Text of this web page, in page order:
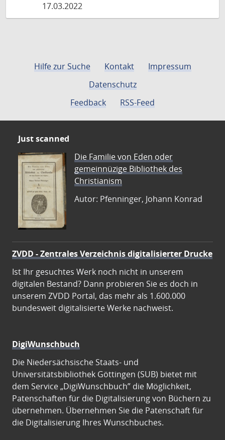
17.03.2022
Hilfe zur Suche Kontakt
Impressum
Datenschutz
Feedback
RSS-Feed
Just scanned
Die Familie von Eden oder
gemeinnüzige Bibliothek des
Christianism
Autor: Pfenninger, Johann Konrad
ZVDD - Zentrales Verzeichnis digitalisierter Drucke
Ist Ihr gesuchtes Werk noch nicht in unserem
digitalen Bestand? Dann probieren Sie es doch in
unserem ZVDD Portal, das mehr als 1.600.000
bundesweit digitalisierte Werke nachweist.
DigiWunschbuch
Die Niedersächsische Staats- und
Universitätsbibliothek Göttingen (SUB) bietet mit
dem Service „DigiWunschbuch” die Möglichkeit,
Patenschaften für die Digitalisierung von Büchern zu
übernehmen. Übernehmen Sie die Patenschaft für
die Digitalisierung Ihres Wunschbuches.